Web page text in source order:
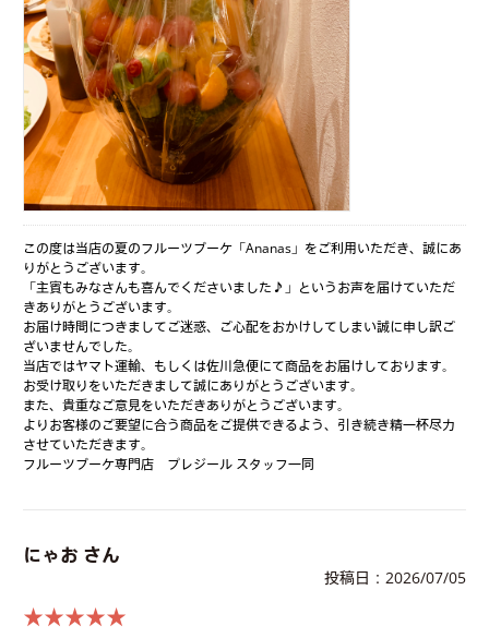
この度は当店の夏のフルーツブーケ「Ananas」をご利用いただき、誠にあ
りがとうございます。
「主賓もみなさんも喜んでくださいました♪」というお声を届けていただ
きありがとうございます。
お届け時間につきましてご迷惑、ご心配をおかけしてしまい誠に申し訳ご
ざいませんでした。
当店ではヤマト運輸、もしくは佐川急便にて商品をお届けしております。
お受け取りをいただきまして誠にありがとうございます。
また、貴重なご意見をいただきありがとうございます。
よりお客様のご要望に合う商品をご提供できるよう、引き続き精一杯尽力
させていただきます。
フルーツブーケ専門店 プレジール スタッフ一同
にゃお さん
投稿日：2026/07/05
★★★★★